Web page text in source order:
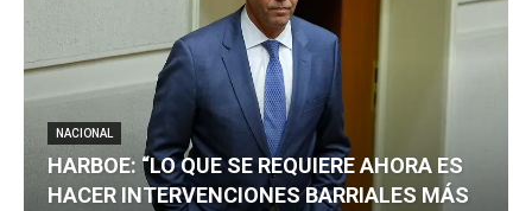
NACIONAL
HARBOE: “LO QUE SE REQUIERE AHORA ES
HACER INTERVENCIONES BARRIALES MÁS